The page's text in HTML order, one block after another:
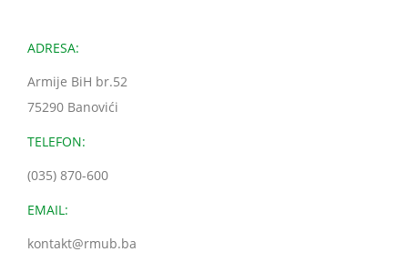
ADRESA:
Armije BiH br.52
75290 Banovići
TELEFON:
(035) 870-600
EMAIL:
kontakt@rmub.ba